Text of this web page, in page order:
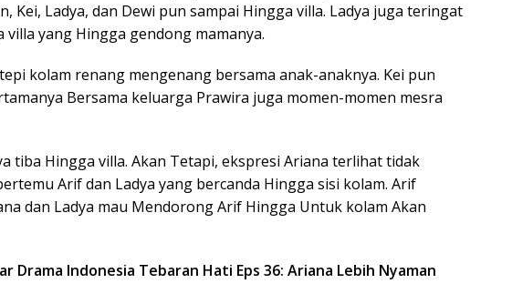
Kei, Ladya, dan Dewi pun sampai Hingga villa. Ladya juga teringat
villa yang Hingga gendong mamanya.
kolam renang mengenang bersama anak-anaknya. Kei pun
Bersama keluarga Prawira juga momen-momen mesra
tiba Hingga villa. Akan Tetapi, ekspresi Ariana terlihat tidak
Arif dan Ladya yang bercanda Hingga sisi kolam. Arif
dan Ladya mau Mendorong Arif Hingga Untuk kolam Akan
Drama Indonesia Tebaran Hati Eps 36: Ariana Lebih Nyaman